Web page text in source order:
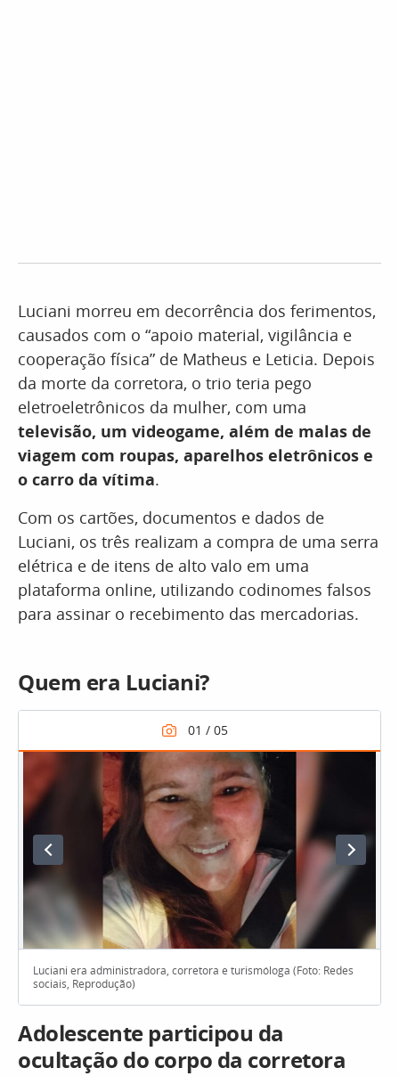
Luciani morreu em decorrência dos ferimentos,
causados com o “apoio material, vigilância e
cooperação física” de Matheus e Leticia. Depois
da morte da corretora, o trio teria pego
eletroeletrônicos da mulher, com uma
televisão, um videogame, além de malas de
viagem com roupas, aparelhos eletrônicos e
o carro da vítima.
Com os cartões, documentos e dados de
Luciani, os três realizam a compra de uma serra
elétrica e de itens de alto valo em uma
plataforma online, utilizando codinomes falsos
para assinar o recebimento das mercadorias.
Quem era Luciani?
Luciani era administradora, corretora e turismóloga (Foto: Redes
sociais, Reprodução)
Adolescente participou da
ocultação do corpo da corretora